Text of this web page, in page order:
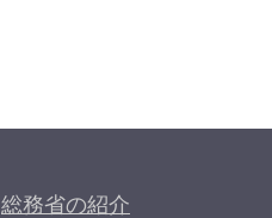
総務省の紹介